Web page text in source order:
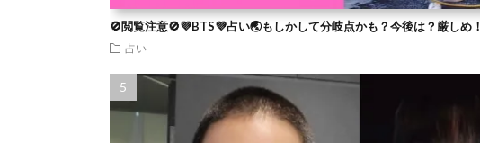
🚫閲覧注意🚫💜BTS💜占い🌏もしかして分岐点かも？今後は？厳しめ！
占い